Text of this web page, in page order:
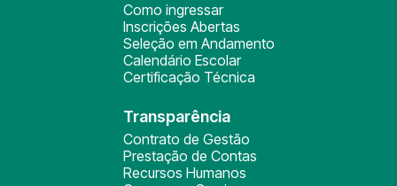
Como ingressar
Inscrições Abertas
Seleção em Andamento
Calendário Escolar
Certificação Técnica
Transparência
Contrato de Gestão
Prestação de Contas
Recursos Humanos